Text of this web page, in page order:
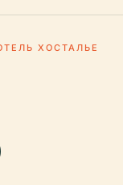
ХОСТАЛЬЕ